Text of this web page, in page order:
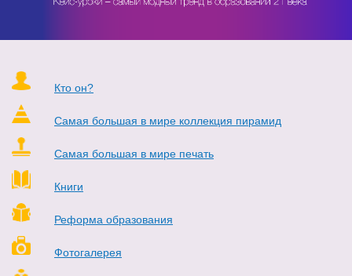
Кто он?
Самая большая в мире коллекция пирамид
Самая большая в мире печать
Книги
Реформа образования
Фотогалерея